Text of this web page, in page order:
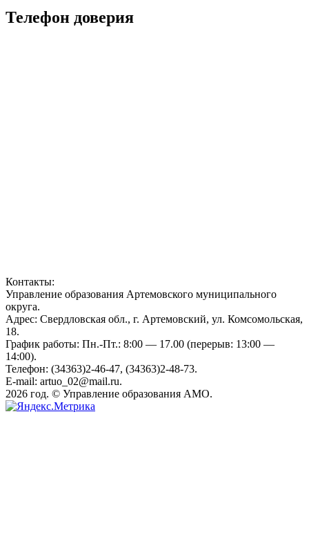
Телефон доверия
Контакты:
Управление образования Артемовского муниципального
округа.
Адрес: Свердловская обл., г. Артемовский, ул. Комсомольская,
18.
График работы: Пн.-Пт.: 8:00 — 17.00 (перерыв: 13:00 —
14:00).
Телефон: (34363)2-46-47, (34363)2-48-73.
E-mail: artuo_02@mail.ru.
2026 год. © Управление образования АМО.